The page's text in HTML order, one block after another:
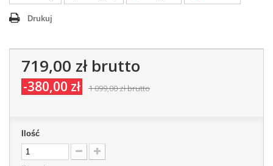
Drukuj
719,00 złbrutto
-380,00 zł 1 099,00 złbrutto
Ilość